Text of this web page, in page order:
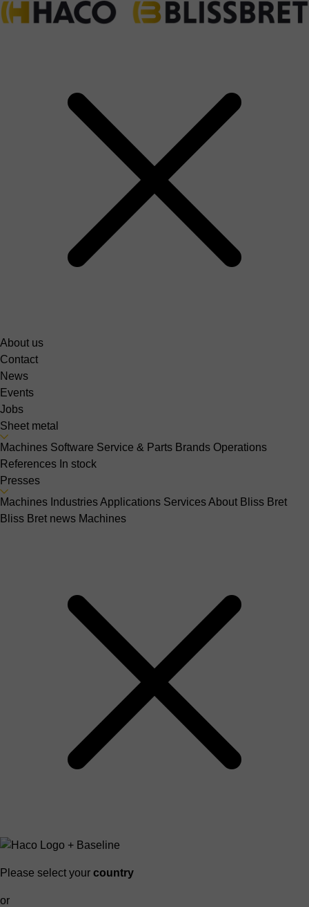
About us
Contact
News
Events
Jobs
Sheet metal
Machines Software Service & Parts Brands Operations
References In stock
Presses
Machines IndustriesApplications ServicesAbout Bliss Bret
Bliss Bret news Machines
Please select your country
or